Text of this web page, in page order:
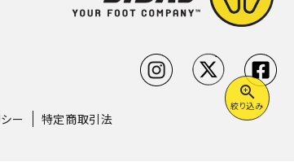
zoom_in
絞り込み
ー 特定商取引法